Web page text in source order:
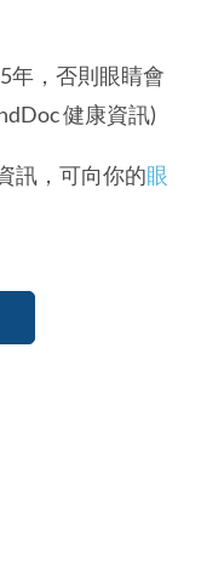
年，否則眼睛會
健康資訊)
訊，可向你的眼